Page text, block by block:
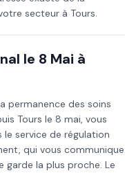
secteur à Tours.
le 8 Mai à
permanence des soins
Tours le 8 mai, vous
service de régulation
qui vous communique
garde la plus proche. Le